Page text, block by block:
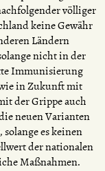
völliger
keine Gewähr
Ländern
nicht in der
Immunisierung
in Zukunft mit
der Grippe auch
neuen Varianten
es keinen
der nationalen
Maßnahmen.